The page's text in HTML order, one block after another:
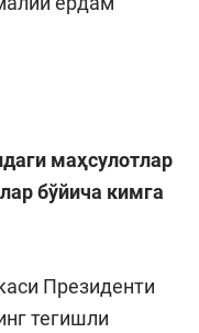
маҳсулотлар
бўйича кимга
Президенти
тегишли